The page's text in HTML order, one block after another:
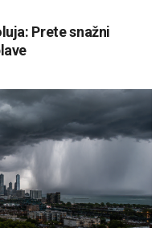
Prete snažni